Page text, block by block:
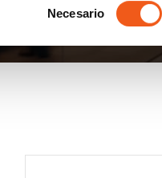
de
Necesario